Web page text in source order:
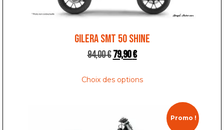
GILERA SMT 50 SHINE
94,00€79,90€
Choix des options
Promo !